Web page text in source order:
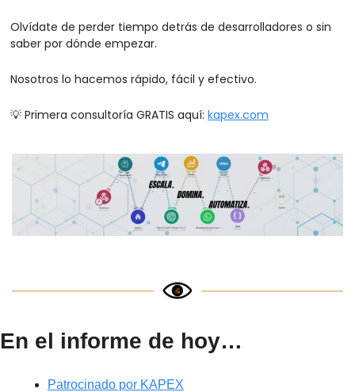
Olvídate de perder tiempo detrás de desarrolladores o sin
saber por dónde empezar.
Nosotros lo hacemos rápido, fácil y efectivo.
💡 Primera consultoría GRATIS aquí: kapex.com
En el informe de hoy…
Patrocinado por KAPEX